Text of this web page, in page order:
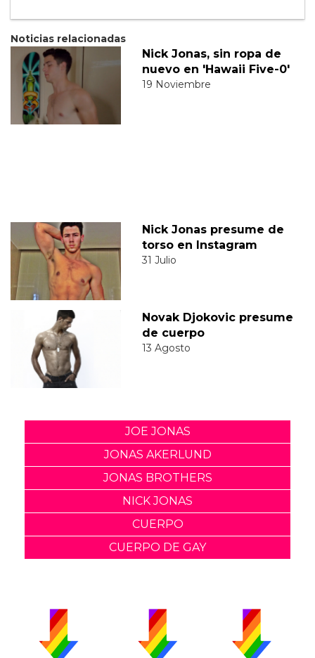
Noticias relacionadas
Nick Jonas, sin ropa de
nuevo en 'Hawaii Five-0'
19 Noviembre
Nick Jonas presume de
torso en Instagram
31 Julio
Novak Djokovic presume
de cuerpo
13 Agosto
JOE JONAS
JONAS AKERLUND
JONAS BROTHERS
NICK JONAS
CUERPO
CUERPO DE GAY